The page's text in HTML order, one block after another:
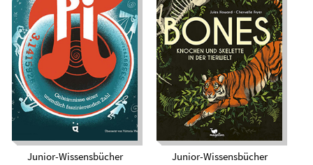
Verrückt nach Pi
Junior-Wissensbücher
Bones. Knochen und
Skelette in der
Tierwelt
Junior-Wissensbücher